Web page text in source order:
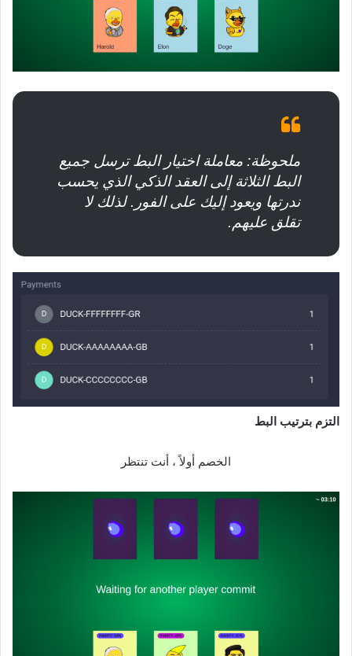
ملحوظة: معاملة اختيار البط ترسل جميع
البط الثلاثة إلى العقد الذكي الذي يحسب
ندرتها ويعود إليك على الفور. لذلك لا
تقلق عليهم.‌‌
التزم بترتيب البط
الخصم أولاً ، أنت تنتظر